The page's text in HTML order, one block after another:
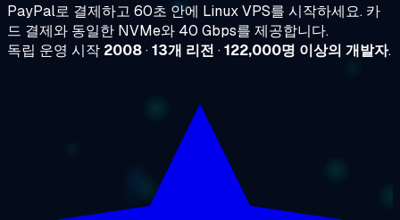
PayPal로 결제하고 60초 안에 Linux VPS를 시작하세요. 카
드 결제와 동일한 NVMe와 40 Gbps를 제공합니다.
독립 운영 시작 2008·13개 리전 ·122,000명 이상의 개발자.